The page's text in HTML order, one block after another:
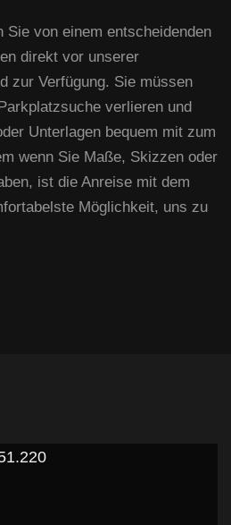
Sie von einem entscheidenden
direkt vor unserer
zur Verfügung. Sie müssen
verlieren und
Unterlagen bequem mit zum
wenn Sie Maße, Skizzen oder
ist die Anreise mit dem
Möglichkeit, uns zu